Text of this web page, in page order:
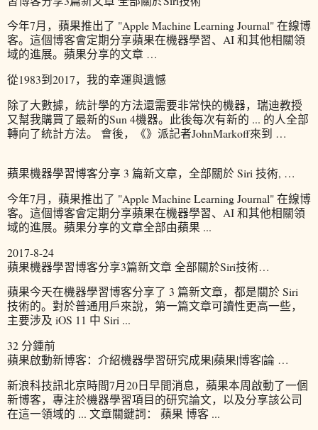
今年7月，蘋果推出了 "Apple Machine Learning Journal" 在線博
客。這個博客會定期分享蘋果在機器學習、AI 和其他相關領
域的進展。蘋果分享的文章 …
從1983到2017，我的幸運與遺憾
除了大數據，統計學的方法還需要非常快的機器，瑞迪教授
又幫我購買了最新的Sun 4機器。此後每次有新的 ... 的人全部
轉向了統計方法。 會後，《》派記者JohnMarkoff來到 …
蘋果機器學習博客分享 3 篇新文章，全部關於 Siri 技術, …
今年7月，蘋果推出了 "Apple Machine Learning Journal" 在線博
客。這個博客會定期分享蘋果在機器學習、AI 和其他相關領
域的進展。蘋果分享的文章全部由蘋果 ...
2017-8-24
蘋果機器學習博客分享3篇新文章 全部關於Siri技術…
蘋果今天在機器學習博客分享了 3 篇新文章，都是關於 Siri
技術的。對於普通用戶來說，第一篇文章可讀性更高一些，
主要涉及 iOS 11 中 Siri ...
32 分鍾前
蘋果啟動新博客：介紹機器學習研究成果|蘋果|博客|論 …
新浪科技訊北京時間7月20日早間消息，蘋果本周啟動了一個
新博客，專注於機器學習項目的研究論文，以及分享該公司
在這一領域的 ... 文章關鍵詞： 蘋果 博客 ...